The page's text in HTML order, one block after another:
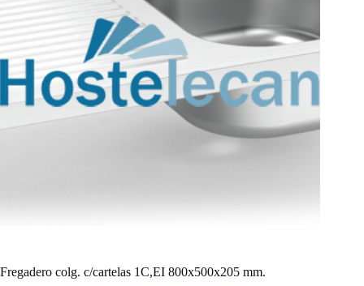
Fregadero colg. c/cartelas 1C,EI 800x500x205 mm.